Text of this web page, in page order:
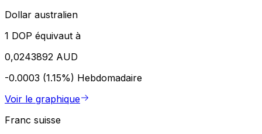
Dollar australien
1 DOP équivaut à
0,0243892 AUD
-0.0003 (1.15%) Hebdomadaire
Voir le graphique
Franc suisse